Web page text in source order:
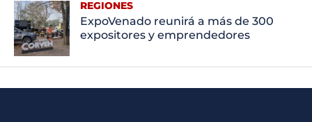
REGIONES
ExpoVenado reunirá a más de 300
expositores y emprendedores